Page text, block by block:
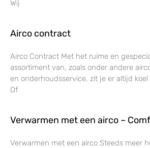
Wij
Airco contract
Airco Contract Met het ruime en
assortiment van, zoals onder andere
en onderhoudsservice, zit je er altijd
Of
Verwarmen met een airco –
Verwarmen met een airco Steeds meer